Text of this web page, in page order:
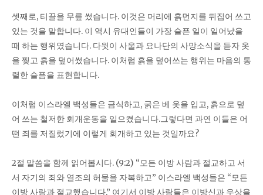
셋째로, 티끌을 무릎 썼습니다. 이것은 머리에 흙먼지를 뒤집어 쓰고
있는 것을 말합니다. 이 역시 유대인들이 가장 슬픈 일이 일어났을
때 하는 행위였습니다. 다윗이 사울과 요나단의 사망소식을 듣자 옷
을 찢고 흙을 덮어썼습니다. 이처럼 흙을 덮어쓰는 행위는 마음의 통
렬한 슬픔을 표현합니다.
이처럼 이스라엘 백성들은 금식하고, 굵은 베 옷을 입고, 흙으로 덮
어 쓰는 철저한 회개운동을 일으켰습니다.그렇다면 과연 이들은 어
떤 죄를 저질렀기에 이렇게 회개하고 있는 것일까요?
2절 말씀을 함께 읽어봅시다. (9:2) “모든 이방 사람과 절교하고 서
서 자기의 죄와 열조의 허물을 자복하고” 이스라엘 백성들은 “모든
이방 사람과 절교했습니다.” 여기서 이방 사람들은 이방신과 우상을